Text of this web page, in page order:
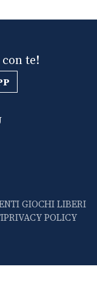
te!
GIOCHI LIBERI
PRIVACY POLICY